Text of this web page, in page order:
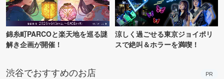
錦糸町PARCOと楽天地を巡る謎
解き企画が開催！
涼しく過ごせる東京ジョイポリ
スで絶叫＆ホラーを満喫！
渋谷でおすすめのお店 PR